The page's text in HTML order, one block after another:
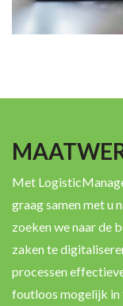
Met
graag samen met u
zoeken we naar de
zaken te
processen
foutloos mogelijk in